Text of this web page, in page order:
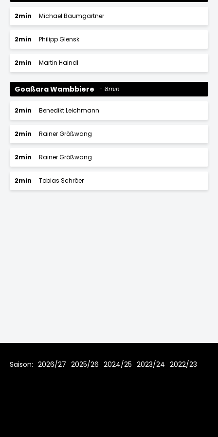
2min Michael Baumgartner
2min Philipp Glensk
2min Martin Haindl
Goaßara Wambbiere 8min
2min Benedikt Leichmann
2min Rainer Größwang
2min Rainer Größwang
2min Tobias Schröer
Saison: 2026/27 2025/26 2024/25 2023/24 2022/23